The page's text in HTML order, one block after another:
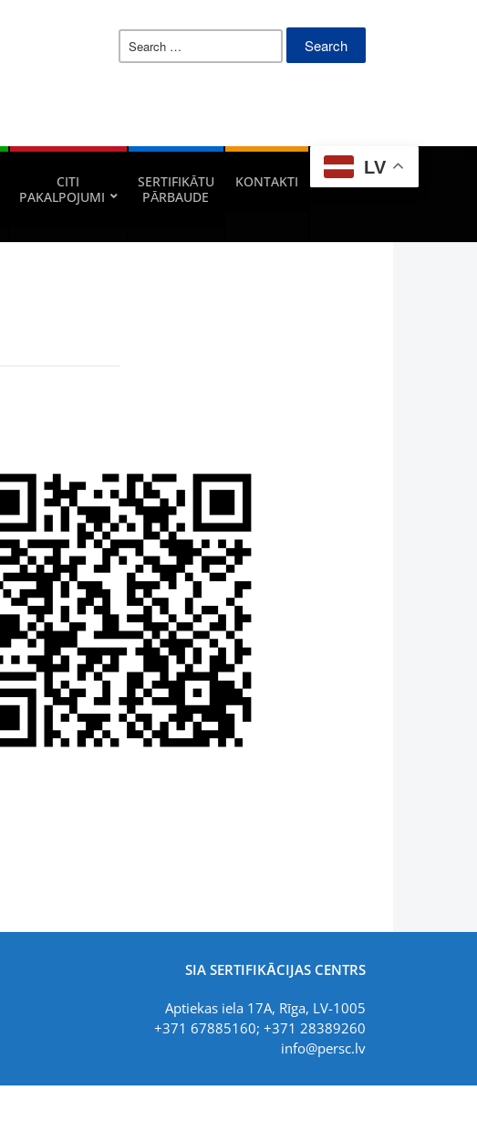
Search
CITI
PAKALPOJUMI
SERTIFIKĀTU
PĀRBAUDE
KONTAKTI
LV
SIA SERTIFIKĀCIJAS CENTRS
Aptiekas iela 17A, Rīga, LV-1005
+371 67885160; +371 28389260
info@persc.lv